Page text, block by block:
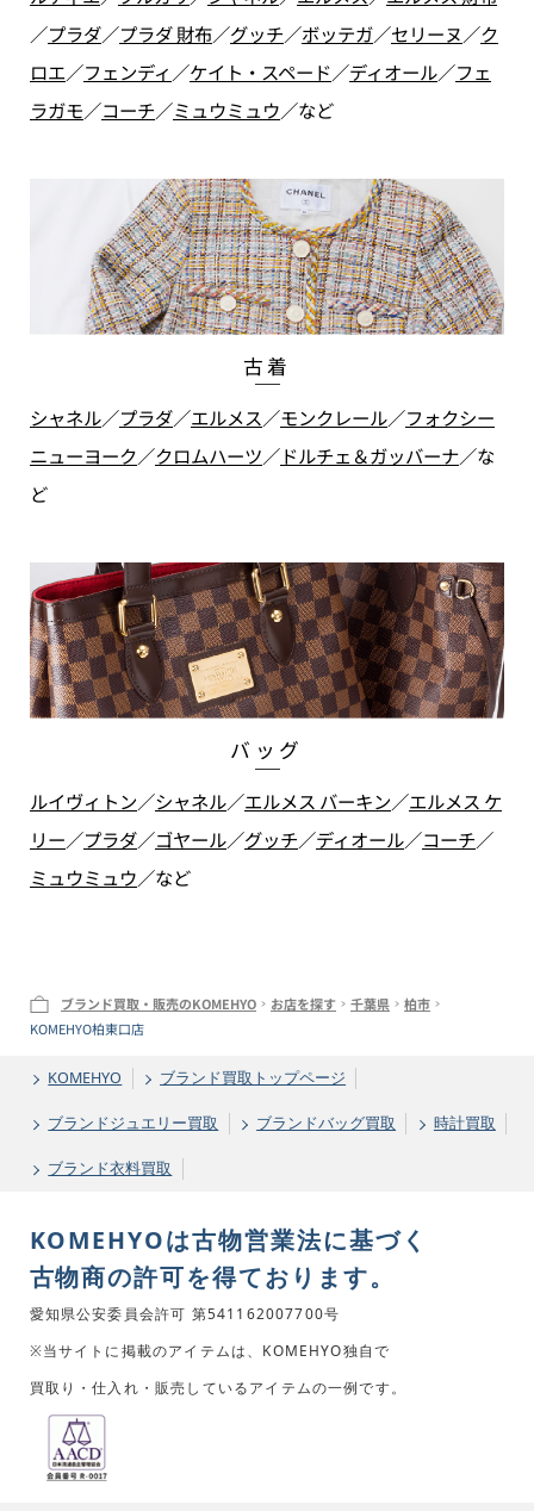
／プラダ／プラダ 財布／グッチ／ボッテガ／セリーヌ／ク
ロエ／フェンディ ／ケイト・スペード／ディオール／フェ
ラガモ／コーチ／ミュウミュウ／など
古着
シャネル／プラダ／エルメス／モンクレール／フォクシー
ニューヨーク／クロムハーツ／ドルチェ＆ガッバーナ／な
ど
バッグ
ルイヴィトン／シャネル／エルメス バーキン／エルメス ケ
リー／プラダ／ゴヤール／グッチ／ディオール／コーチ／
ミュウミュウ／など
ブランド買取・販売のKOMEHYO お店を探す 千葉県
柏市
KOMEHYO柏東口店
KOMEHYO ブランド買取トップページ
ブランドジュエリー買取 ブランドバッグ買取 時計買取
ブランド衣料買取
KOMEHYOは古物営業法に基づく
古物商の許可を得ております。
愛知県公安委員会許可 第541162007700号
※当サイトに掲載のアイテムは、KOMEHYO独自で
買取り・仕入れ・販売しているアイテムの一例です。